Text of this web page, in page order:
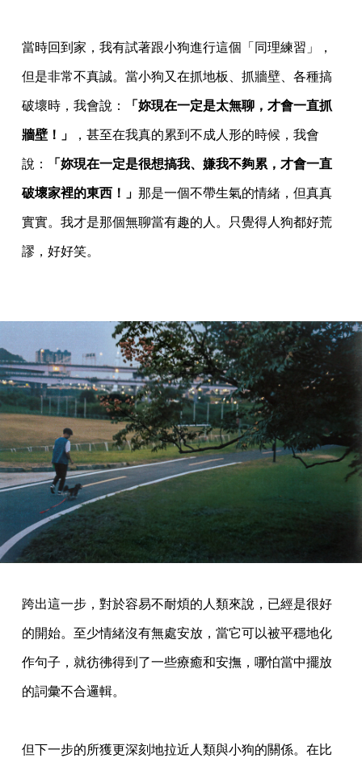
當時回到家，我有試著跟小狗進行這個「同理練習」，
但是非常不真誠。當小狗又在抓地板、抓牆壁、各種搞
破壞時，我會說： 「妳現在一定是太無聊，才會一直抓
牆壁！」 ，甚至在我真的累到不成人形的時候，我會
說： 「妳現在一定是很想搞我、嫌我不夠累，才會一直
破壞家裡的東西！」 那是一個不帶生氣的情緒，但真真
實實。我才是那個無聊當有趣的人。只覺得人狗都好荒
謬，好好笑。
跨出這一步，對於容易不耐煩的人類來說，已經是很好
的開始。至少情緒沒有無處安放，當它可以被平穩地化
作句子，就彷彿得到了一些療癒和安撫，哪怕當中擺放
的詞彙不合邏輯。
但下一步的所獲更深刻地拉近人類與小狗的關係。在比